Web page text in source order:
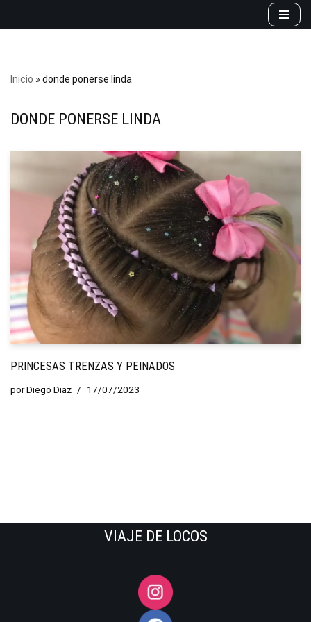
Inicio » donde ponerse linda
DONDE PONERSE LINDA
PRINCESAS TRENZAS Y PEINADOS
porDiego Diaz 17/07/2023
VIAJE DE LOCOS